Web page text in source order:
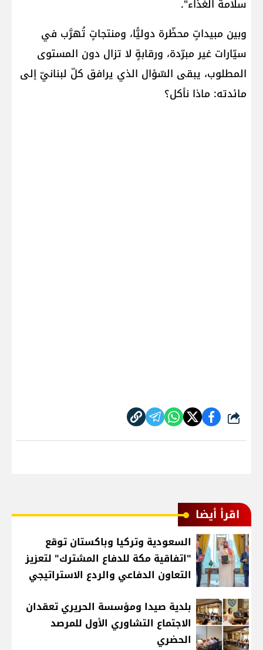
سلامة الغذاء".
وبين مبيداتٍ محظّرة دوليًّا، ومنتجاتٍ تُهرَّب في
سيّارات غير مبرّدة، ورقابةٍ لا تزال دون المستوى
المطلوب، يبقى السّؤال الذي يرافق كلّ لبنانيّ إلى
مائدته: ماذا نأكل؟
شارك
اقرأ أيضا
السعودية وتركيا وباكستان توقع
"اتفاقية مكة للدفاع المشترك" لتعزيز
التعاون الدفاعي والردع الاستراتيجي
بلدية صيدا ومؤسسة الحريري تعقدان
الاجتماع التشاوري الأول للمرصد
الحضري